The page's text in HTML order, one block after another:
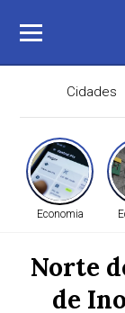
Cidades
Economia
Norte
de